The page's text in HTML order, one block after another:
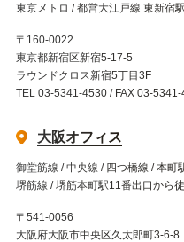
東京メトロ / 都営大江戸線 東新宿
〒160-0022
東京都新宿区新宿5-17-5
ラウンドクロス新宿5丁目3F
TEL 03-5341-4530 / FAX 03-
大阪オフィス
御堂筋線 / 中央線 / 四つ橋線 / 本町
堺筋線 / 堺筋本町駅11番出口から
〒541-0056
大阪府大阪市中央区久太郎町3-6-8